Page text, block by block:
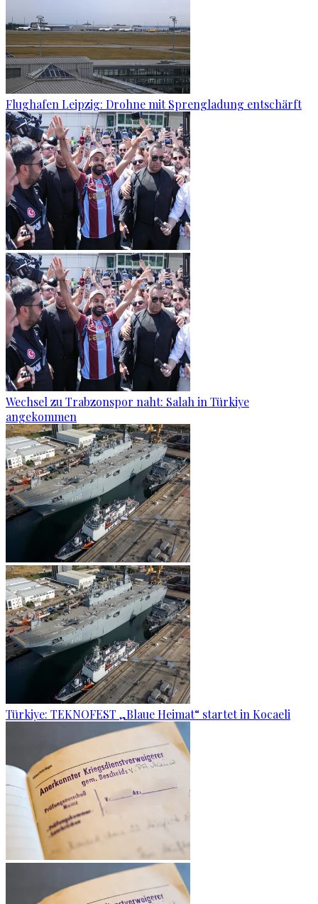
Flughafen Leipzig: Drohne mit Sprengladung entschärft
Wechsel zu Trabzonspor naht: Salah in Türkiye
angekommen
Türkiye: TEKNOFEST „Blaue Heimat“ startet in Kocaeli